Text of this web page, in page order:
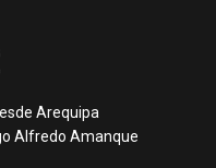
Arequipa
Alfredo Amanque